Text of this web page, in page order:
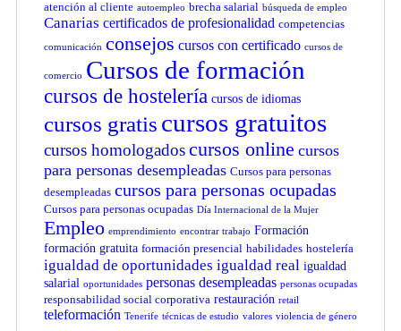
atención al cliente autoempleo brecha salarial búsqueda de empleo
Canarias certificados de profesionalidad competencias
comunicación consejos cursos con certificado cursos de
comercio Cursos de formación
cursos de hostelería cursos de idiomas
cursos gratis cursos gratuitos
cursos homologadoscursos online cursos
para personas desempleadas Cursos para personas
desempleadas cursos para personas ocupadas
Cursos para personas ocupadas Día Internacional de la Mujer
Empleo emprendimiento encontrar trabajo Formación
formación gratuita formación presencial habilidades hostelería
igualdad de oportunidades igualdad real igualdad
salarial oportunidades personas desempleadas personas ocupadas
responsabilidad social corporativa restauración retail
teleformación Tenerife técnicas de estudio valores violencia de género